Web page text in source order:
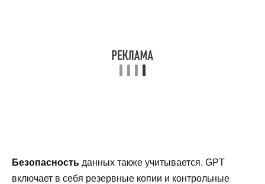
Безопасность данных также учитывается. GPT
включает в себя резервные копии и контрольные